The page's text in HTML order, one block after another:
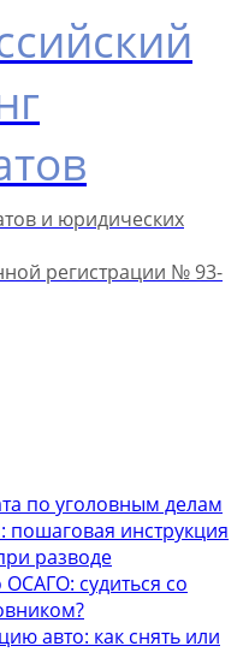
и юридических
регистрации № 93-
по уголовным делам
пошаговая инструкция
разводе
судиться со
авто: как снять или